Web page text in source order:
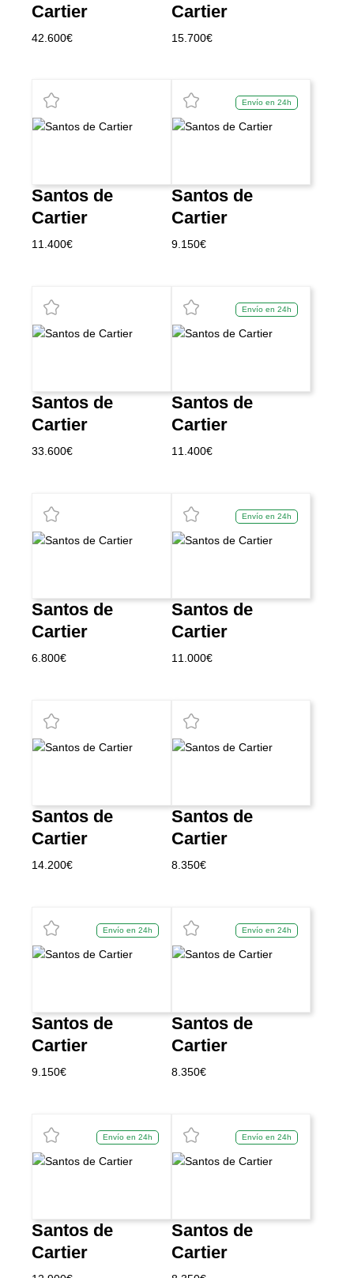
Cartier
42.600€
Cartier
15.700€
Santos de
Cartier
11.400€
Envío en 24h
Santos de
Cartier
9.150€
Santos de
Cartier
33.600€
Envío en 24h
Santos de
Cartier
11.400€
Santos de
Cartier
6.800€
Envío en 24h
Santos de
Cartier
11.000€
Santos de
Cartier
14.200€
Santos de
Cartier
8.350€
Envío en 24h
Santos de
Cartier
9.150€
Envío en 24h
Santos de
Cartier
8.350€
Envío en 24h
Santos de
Cartier
Envío en 24h
Santos de
Cartier